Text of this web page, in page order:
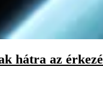
hátra az